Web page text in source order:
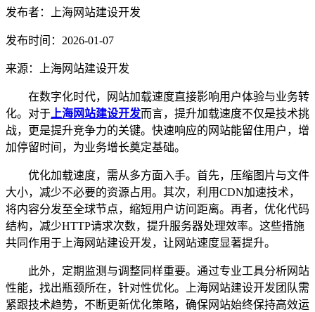
发布者：上海网站建设开发
发布时间：2026-01-07
来源：上海网站建设开发
在数字化时代，网站加载速度直接影响用户体验与业务转
化。对于上海网站建设开发而言，提升加载速度不仅是技术挑
战，更是提升竞争力的关键。快速响应的网站能留住用户，增
加停留时间，为业务增长奠定基础。
优化加载速度，需从多方面入手。首先，压缩图片与文件
大小，减少不必要的资源占用。其次，利用CDN加速技术，
将内容分发至全球节点，缩短用户访问距离。再者，优化代码
结构，减少HTTP请求次数，提升服务器处理效率。这些措施
共同作用于上海网站建设开发，让网站速度显著提升。
此外，定期监测与调整同样重要。通过专业工具分析网站
性能，找出瓶颈所在，针对性优化。上海网站建设开发团队需
紧跟技术趋势，不断更新优化策略，确保网站始终保持高效运